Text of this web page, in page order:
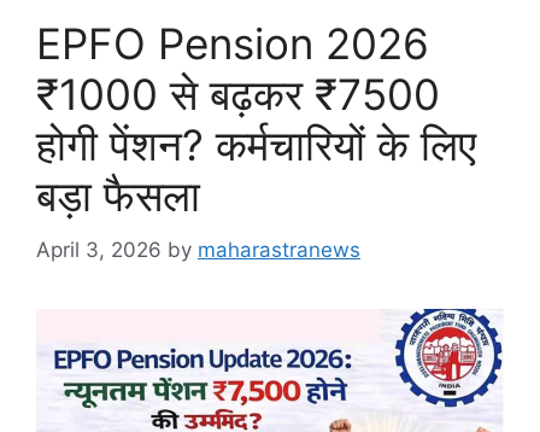
EPFO Pension 2026
₹1000 से बढ़कर ₹7500
होगी पेंशन? कर्मचारियों के लिए
बड़ा फैसला
April 3, 2026 by maharastranews